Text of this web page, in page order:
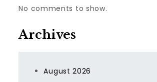
No comments to show.
Archives
August 2026